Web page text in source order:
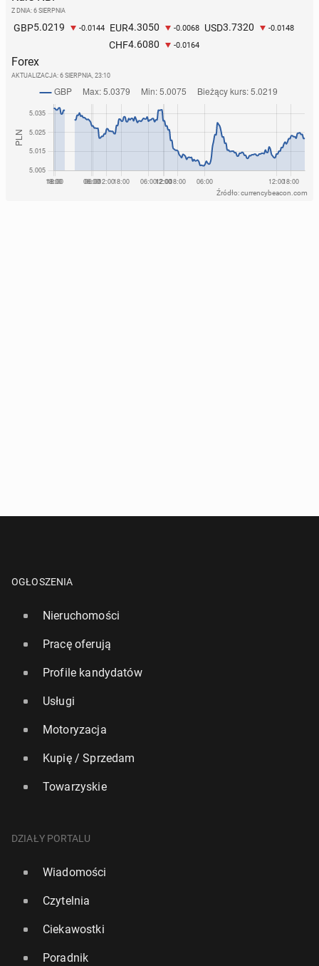
Naj­po­pu­lar­niej­sze imiona nada­wa­ne dzie­ciom w
2025 r. w Anglii i Walii. W ran­kin­gu są nowe pro­po­
zy­cje
12 lipca, 09:00
jedno z naj­ład­niej­szych miejsc do życia w UK
10 lipca, 08:00
Z DNIA: 6 SIERPNIA
GBP5.0219 -0.0144 EUR4.3050 -0.0068 USD3.7320 -0.0148
CHF4.6080 -0.0164
Forex
AKTUALIZACJA: 6 SIERPNIA, 23:10
Źródło: currencybeacon.com
OGŁOSZENIA
Nieruchomości
Pracę oferują
Profile kandydatów
Usługi
Motoryzacja
Kupię / Sprzedam
Towarzyskie
DZIAŁY PORTALU
Wiadomości
Czytelnia
Ciekawostki
Poradnik